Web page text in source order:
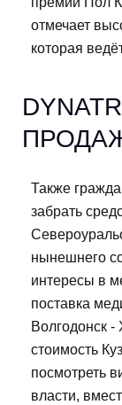
отмечает
которая
Также
забрать
нынешнего
интересы в
поставка
Волгодонск
стоимость
посмотреть
власти,